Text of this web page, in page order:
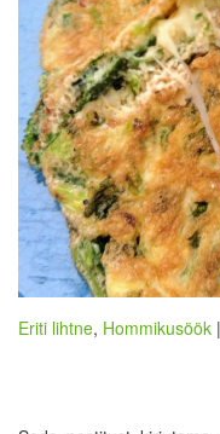
Eriti lihtne, Hommikusöök